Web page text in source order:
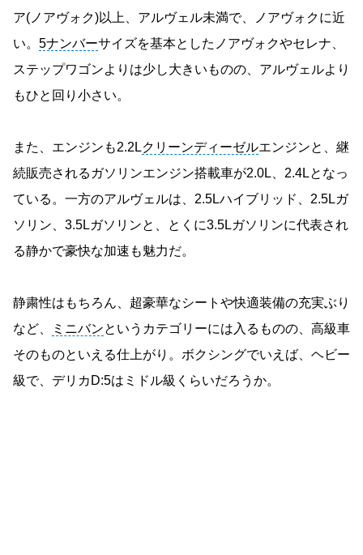
ア(ノアヴォク)以上、アルヴェル未満で、ノアヴォクに近
い。 5ナンバーサイズを基本としたノアヴォクやセレナ、
ステップワゴンよりは少し大きいものの、アルヴェルより
もひと回り小さい。
また、エンジンも2.2Lクリーンディーゼルエンジンと、継
続販売されるガソリンエンジン搭載車が2.0L、2.4Lとなっ
ている。一方のアルヴェルは、2.5Lハイブリッド、2.5Lガ
ソリン、3.5Lガソリンと、とくに3.5Lガソリンに代表され
る静かで豪快な加速も魅力だ。
静粛性はもちろん、超豪華なシートや快適装備の充実ぶり
など、
ミニバンというカテゴリーには入るものの、高級車
そのものといえる仕上がり。ボクシングでいえば、ヘビー
級で、デリカD:5はミドル級くらいだろうか。